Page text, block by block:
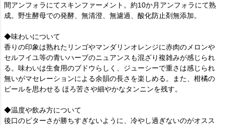
間アンフォラにてスキンファーメント。約10か月アンフォラにて熟
成。野生酵母での発酵、無清澄、無濾過、酸化防止剤無添加。
◆味わいについて
香りの印象は熟れたリンゴやマンダリンオレンジに赤肉のメロンや
セルフイユ等の青いハーブのニュアンスも混ざり複雑みが感じられ
る。味わいは生食用のブドウらしく、ジューシーで重さは感じられ
無いがマセレーションによる余韻の長さを楽しめる。また、柑橘の
ピールを思わせる ほろ苦さや細やかなタンニンを残す。
◆温度や飲み方について
後口のビターさが勝ちすぎないように、冷やし過ぎないのがオスス